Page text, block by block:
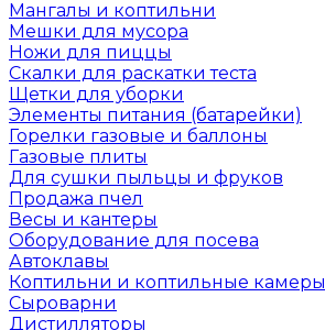
Мангалы и коптильни
Мешки для мусора
Ножи для пиццы
Скалки для раскатки теста
Щетки для уборки
Элементы питания (батарейки)
Горелки газовые и баллоны
Газовые плиты
Для сушки пыльцы и фруков
Продажа пчел
Весы и кантеры
Оборудование для посева
Автоклавы
Коптильни и коптильные камеры
Сыроварни
Дистилляторы